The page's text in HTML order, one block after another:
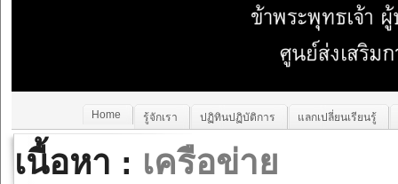
Home รู้จักเรา ปฏิทินปฏิบัติการ แลกเปลี่ยนเรียนรู้
เนื้อหา : เครือข่าย